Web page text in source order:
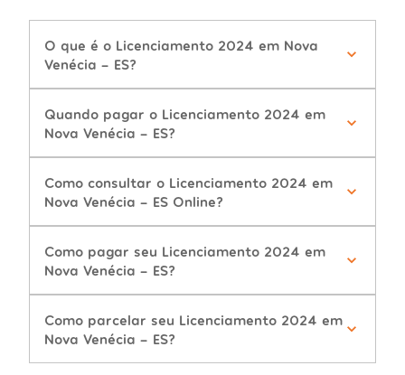
O que é o Licenciamento 2024 em Nova
Venécia - ES?
Quando pagar o Licenciamento 2024 em
Nova Venécia - ES?
Como consultar o Licenciamento 2024 em
Nova Venécia - ES Online?
Como pagar seu Licenciamento 2024 em
Nova Venécia - ES?
Como parcelar seu Licenciamento 2024 em
Nova Venécia - ES?